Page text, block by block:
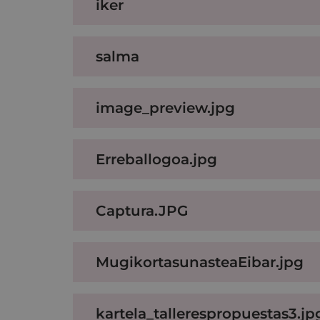
iker
salma
image_preview.jpg
Erreballogoa.jpg
Captura.JPG
MugikortasunasteaEibar.jpg